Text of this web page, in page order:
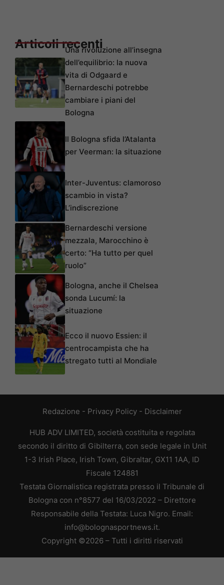
Articoli recentiUna rivoluzione all’insegna
dell’equilibrio: la nuova
vita di Odgaard e
Bernardeschi potrebbe
cambiare i piani del
Bologna
Il Bologna sfida l’Atalanta
per Veerman: la situazione
Inter-Juventus: clamoroso
scambio in vista?
L’indiscrezione
Bernardeschi versione
mezzala, Marocchino è
certo: “Ha tutto per quel
ruolo”
Bologna, anche il Chelsea
sonda Lucumí: la
situazione
Ecco il nuovo Essien: il
centrocampista che ha
stregato tutti al Mondiale
Redazione - Privacy Policy- Disclaimer
HUB ADV LIMITED, società costituita e regolata
secondo il diritto di Gibilterra, con sede legale in Unit
1-3 Irish Place, Irish Town, Gibraltar, GX11 1AA, ID
Fiscale 124881
Testata Giornalistica registrata presso il Tribunale di
Bologna con n°8577 del 16/03/2022 – Direttore
Responsabile della Testata: Luca Nigro. Email:
info@bolognasportnews.it.
Copyright ©2026 – Tutti i diritti riservati